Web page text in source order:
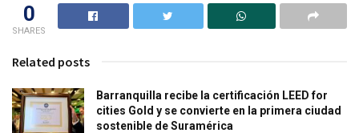
0
SHARES
Related posts
Barranquilla recibe la certificación LEED for
cities Gold y se convierte en la primera ciudad
sostenible de Suramérica